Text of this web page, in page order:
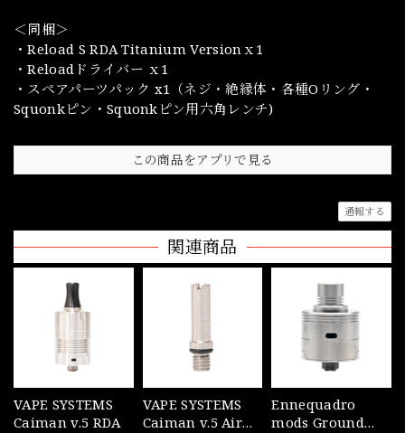
＜同梱＞
・Reload S RDA Titanium Versionｘ1
・Reloadドライバー ｘ1
・スペアパーツパック x1（ネジ・絶縁体・各種Oリング・
Squonkピン・Squonkピン用六角レンチ)
この商品をアプリで見る
通報する
関連商品
VAPE SYSTEMS
Caiman v.5 RDA
VAPE SYSTEMS
Caiman v.5 Air
Ennequadro
mods Ground